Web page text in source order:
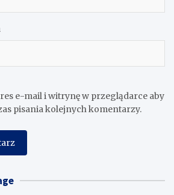
e-mail i witrynę w przeglądarce aby
pisania kolejnych komentarzy.